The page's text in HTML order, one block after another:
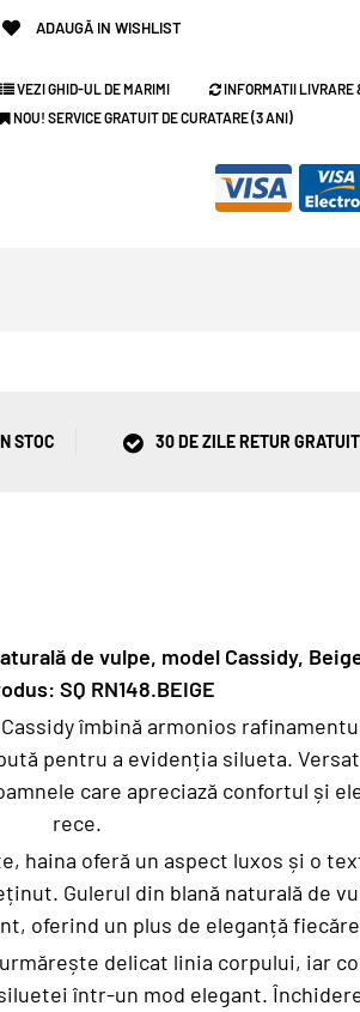
ADAUGĂ IN WISHLIST
VEZI GHID-UL DE MARIMI
INFORMATII LIVRARE
NOU! SERVICE GRATUIT DE CURATARE (3 ANI)
STOC 30 DE ZILE RETUR GRATUIT
de vulpe, model Cassidy,
SQ RN148.BEIGE
îmbină armonios
pentru a evidenția silueta.
care apreciază confortul și
rece.
haina oferă un aspect luxos și o
Gulerul din blană naturală de
oferind un plus de eleganță
delicat linia corpului, iar
într-un mod elegant.